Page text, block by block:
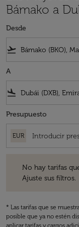
Bámako a
Desde
flight_takeoff
A
flight_land
Presupuesto
EUR
No hay tarifas
Ajuste sus filtros.
* Las tarifas que se
posible que ya no estén
aplicar tarifas y cargos